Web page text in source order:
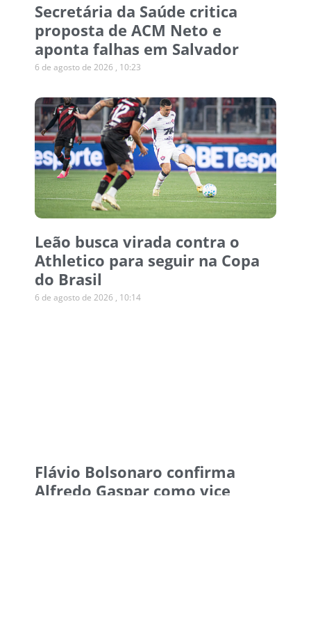
Secretária da Saúde critica
proposta de ACM Neto e
aponta falhas em Salvador
6 de agosto de 2026 10:23
Leão busca virada contra o
Athletico para seguir na Copa
do Brasil
6 de agosto de 2026 10:14
Flávio Bolsonaro confirma
Alfredo Gaspar como vice